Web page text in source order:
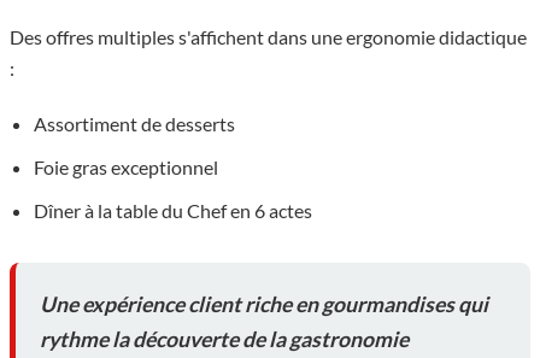
Des offres multiples s'affichent dans une ergonomie didactique
:
Assortiment de desserts
Foie gras exceptionnel
Dîner à la table du Chef en 6 actes
Une expérience client riche en gourmandises qui
rythme la découverte de la gastronomie